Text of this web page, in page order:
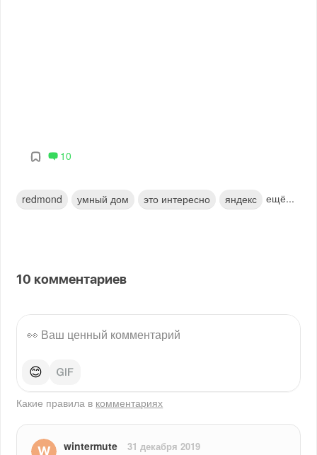
10
redmond умный дом это интересно яндекс ещё...
10 комментариев
😊
Какие правила в комментариях
wintermute 31 декабря 2019